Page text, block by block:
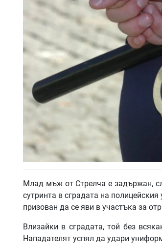
Млад мъж от Стрелча е задържан,
сутринта в сградата на
призован да се яви в участъка за
Влизайки в сградата, той без
Нападателят успял да удари